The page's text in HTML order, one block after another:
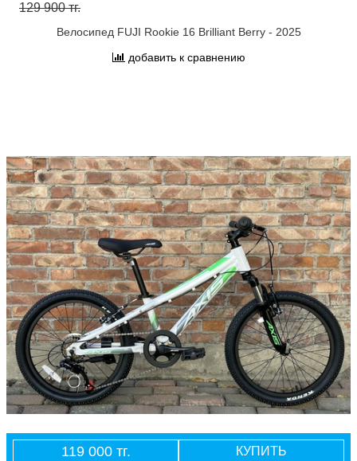
129 900 тг.
Велосипед FUJI Rookie 16 Brilliant Berry - 2025
добавить к сравнению
119 000 тг. КУПИТЬ